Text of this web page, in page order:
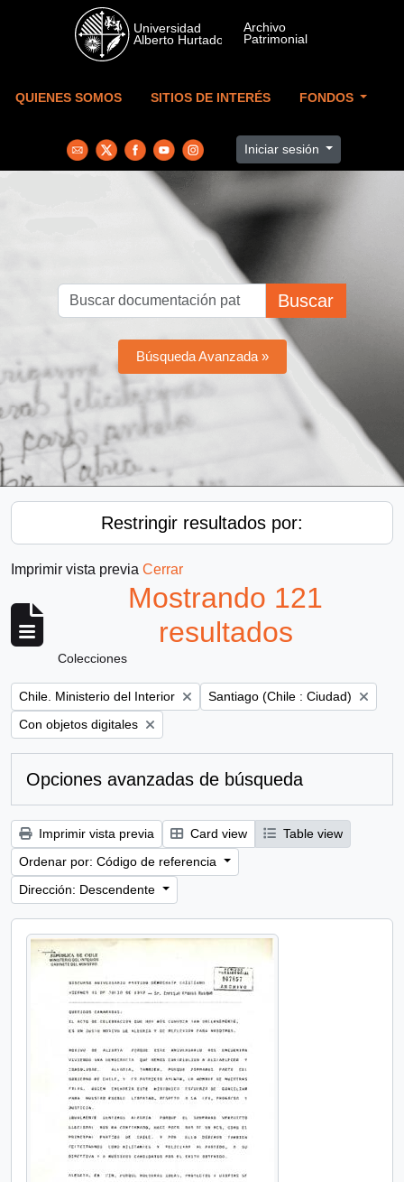
Skip to main content
QUIENES SOMOS SITIOS DE INTERÉS FONDOS
Iniciar sesión
Buscar
Búsqueda Avanzada »
Restringir resultados por:
Imprimir vista previa Cerrar
Mostrando 121
resultados
Colecciones
Remove filter:
Chile. Ministerio del Interior Remove filter:
Santiago (Chile : Ciudad)
Remove filter:
Con objetos digitales
Opciones avanzadas de búsqueda
Imprimir vista previa Card view
Table view
Ordenar por: Código de referencia
Dirección: Descendente